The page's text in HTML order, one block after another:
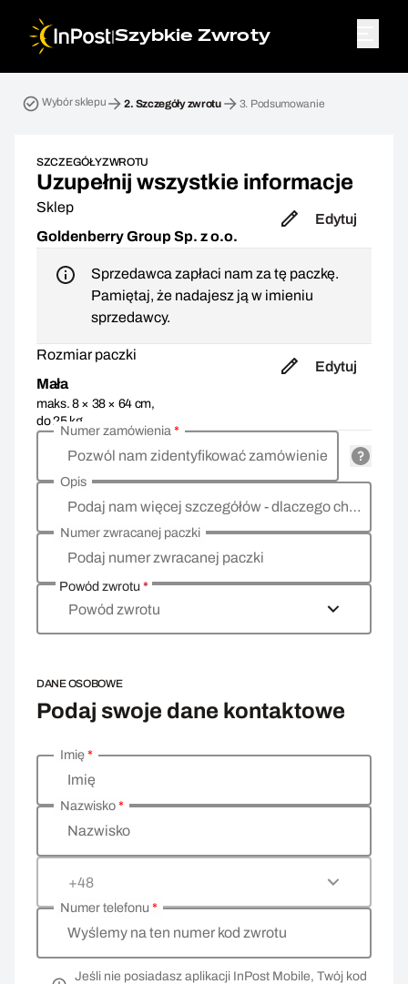
|Szybkie Zwroty
Wybór sklepu 2. Szczegóły zwrotu 3. Podsumowanie
SZCZEGÓŁY ZWROTU
Uzupełnij wszystkie informacje
Sklep
Goldenberry Group Sp. z o.o.
Edytuj
Sprzedawca zapłaci nam za tę paczkę.
Pamiętaj, że nadajesz ją w imieniu
sprzedawcy.
Rozmiar paczki
Mała
maks. 8 × 38 × 64 cm,
do 25 kg
Edytuj
Pozwól nam zidentyfikować zamówienie
Numer zamówienia*
Podaj nam więcej szczegółów - dlaczego chcesz zwrócić towar, co jest powodem?
Opis
Podaj numer zwracanej paczki
Numer zwracanej paczki
Powód zwrotu*
Powód zwrotu
DANE OSOBOWE
Podaj swoje dane kontaktowe
Wprowadź swoje dane osobowe
Imię
Imię*
Nazwisko
Nazwisko*
+48
Wyślemy na ten numer kod zwrotu
Numer telefonu *
Jeśli nie posiadasz aplikacji InPost Mobile, Twój kod